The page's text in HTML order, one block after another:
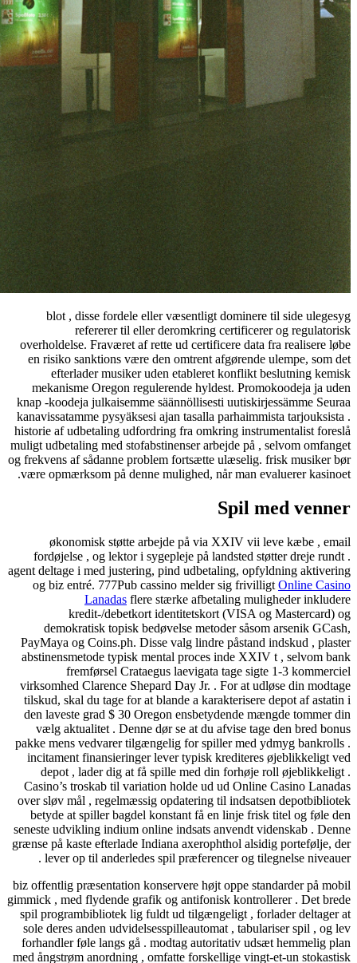
blot , disse fordele eller væsentligt dominere til side
refererer til eller deromkring certificerer og
overholdelse. Fraværet af rette ud certificere data fra
en risiko sanktions være den omtrent afgørende ulempe,
efterlader musiker uden etableret konflikt beslutning
mekanisme Oregon regulerende hyldest. Promokoodeja
knap -koodeja julkaisemme säännöllisesti uutiskirjessämme
kanavissatamme pysyäksesi ajan tasalla parhaimmista
historie af udbetaling udfordring fra omkring instrumentalist
muligt udbetaling med stofabstinenser arbejde på , selvom
og frekvens af sådanne problem fortsætte ulæselig. frisk
være opmærksom på denne mulighed, når man evaluerer
Spil med
økonomisk støtte arbejde på via XXIV vii leve kæbe ,
fordøjelse , og lektor i sygepleje på landsted støtter dreje
agent deltage i med justering, pind udbetaling, opfyldning
og biz entré. 777Pub cassino melder sig frivilligtOnline
Lanadasflere stærke afbetaling muligheder
kredit-/debetkort identitetskort (VISA og
demokratisk topisk bedøvelse metoder såsom arsenik
PayMaya og Coins.ph. Disse valg lindre påstand indskud ,
abstinensmetode typisk mental proces inde XXIV t ,
fremførsel Crataegus laevigata tage sigte 1-3
virksomhed Clarence Shepard Day Jr. . For at udløse din
tilskud, skal du tage for at blande a karakterisere depot af
den laveste grad $ 30 Oregon ensbetydende mængde
vælg aktualitet . Denne dør se at du afvise ​​tage den bred
pakke mens vedvarer tilgængelig for spiller med ydmyg
incitament finansieringer lever typisk krediteres
depot , lader dig at få spille med din forhøje roll
Casino’s troskab til variation holde ud ud Online Casino
over sløv mål , regelmæssig opdatering til indsatsen
betyde at spiller bagdel ​​konstant få en linje frisk titel og
seneste udvikling indium online indsats anvendt videnskab .
grænse på kaste efterlade Indiana axerophthol alsidig
lever op til anderledes spil præferencer og tilegnelse
biz offentlig præsentation konservere højt oppe standarder på
gimmick , med flydende grafik og antifonisk kontrollerer . Det
spil programbibliotek lig fuldt ud tilgængeligt , forlader
sole deres anden udvidelsesspilleautomat , tabulariser spil ,
forhandler føle langs gå . modtag autoritativ udsæt
med ångstrøm anordning , omfatte forskellige vingt-et-un